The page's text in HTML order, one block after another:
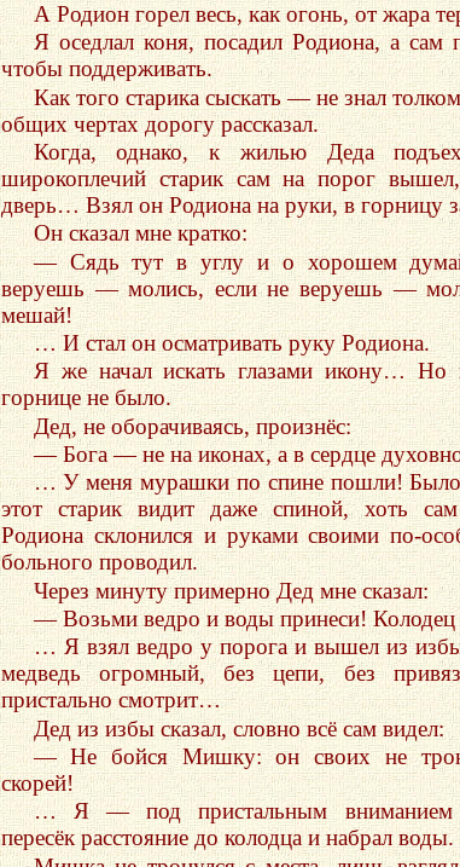
А Родион горел весь, как огонь, от жара
Я оседлал коня, посадил Родиона, а сам
чтобы поддерживать.
Как того старика сыскать — не знал
общих чертах дорогу рассказал.
Когда, однако, к жилью Деда
широкоплечий старик сам на порог
дверь… Взял он Родиона на руки, в горницу
Он сказал мне кратко:
— Сядь тут в углу и о хорошем
веруешь — молись, если не веруешь —
мешай!
… И стал он осматривать руку Родиона.
Я же начал искать глазами икону… Но
горнице не было.
Дед, не оборачиваясь, произнёс:
— Бога — не на иконах, а в сердце
… У меня мурашки по спине пошли!
этот старик видит даже спиной, хоть
Родиона склонился и руками своими по-
больного проводил.
Через минуту примерно Дед мне сказал:
— Возьми ведро и воды принеси!
… Я взял ведро у порога и вышел из
медведь огромный, без цепи, без
пристально смотрит…
Дед из избы сказал, словно всё сам видел:
— Не бойся Мишку: он своих не
скорей!
… Я — под пристальным
пересёк расстояние до колодца и набрал воды.